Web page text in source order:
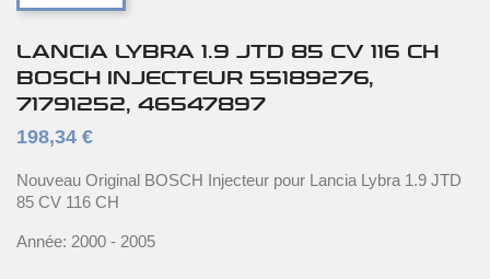
LANCIA LYBRA 1.9 JTD 85 CV 116 CH
BOSCH INJECTEUR 55189276,
71791252, 46547897
198,34 €
Nouveau Original BOSCH Injecteur pour Lancia Lybra 1.9 JTD
85 CV 116 CH
Année: 2000 - 2005